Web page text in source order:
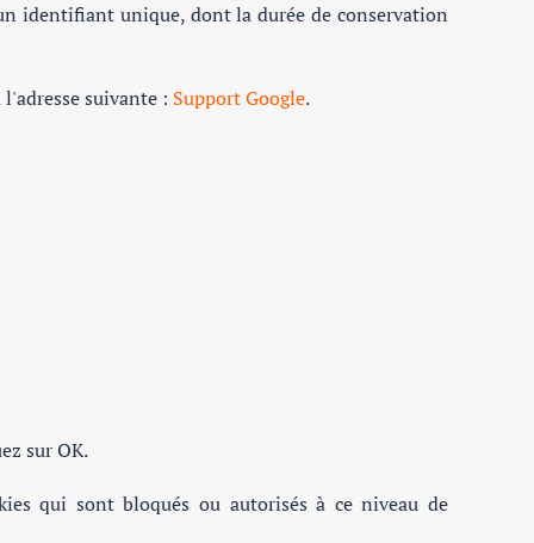
identifiant unique, dont la durée de conservation
suivante : Support Google.
sur OK.
qui sont bloqués ou autorisés à ce niveau de